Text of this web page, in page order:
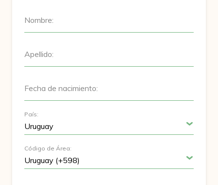
Nombre:
Apellido:
Fecha de nacimiento:
País:
Código de Área: